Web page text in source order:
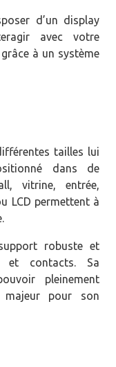
d’un display
avec votre
à un système
tailles lui
dans de
vitrine, entrée,
LCD permettent à
robuste et
et contacts. Sa
pleinement
pour son